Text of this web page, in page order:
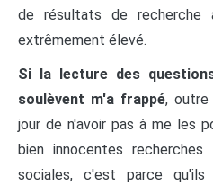
de résultats de recherche
extrêmement élevé.
Si la lecture des
soulèvent m'a frappé, outre
jour de n'avoir pas à me les
bien innocentes
sociales, c'est parce